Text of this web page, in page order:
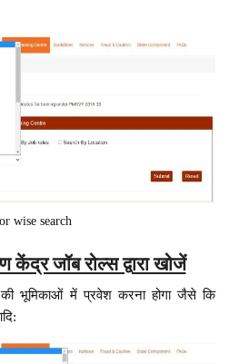
wise search
केंद्र जॉब रोल्स द्वारा खोजें
की भूमिकाओं में प्रवेश करना होगा जैसे कि